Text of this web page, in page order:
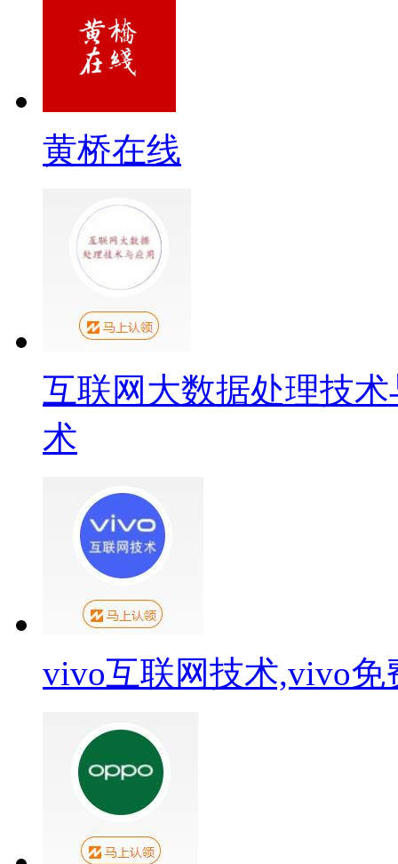
黄桥在线
互联网大数据处理技
术
vivo互联网技术,vivo免